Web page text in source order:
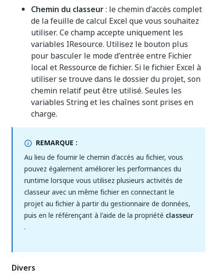
Chemin du classeur: le chemin d'accès complet
de la feuille de calcul Excel que vous souhaitez
utiliser. Ce champ accepte uniquement les
variables IResource. Utilisez le bouton plus
pour basculer le mode d'entrée entre Fichier
local et Ressource de fichier. Si le fichier Excel à
utiliser se trouve dans le dossier du projet, son
chemin relatif peut être utilisé. Seules les
variables String et les chaînes sont prises en
charge.
REMARQUE :
Au lieu de fournir le chemin d'accès au fichier, vous
pouvez également améliorer les performances du
runtime lorsque vous utilisez plusieurs activités de
classeur avec un même fichier en connectant le
projet au fichier à partir du gestionnaire de données,
puis en le référençant à l'aide de la propriété classeur
.
Divers